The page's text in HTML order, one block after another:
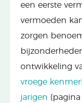
een eerste
vermoeden
zorgen
ontwikkeling
vroege
jarigen (pagina